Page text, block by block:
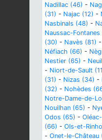
Nadillac (46) -
(31) - Najac (12) -
Nasbinals (48) -
Naussac-Fontanes
(30) - Navès (81) -
Néfiach (66) -
Nestier (65) -
- Niort-de-Sault
(31) - Nizas (34) -
(32) - Nohèdes
Notre-Dame-de-
Nouilhan (65) -
Odos (65) -
(66) - Ols-et-
- Onet-le-Château